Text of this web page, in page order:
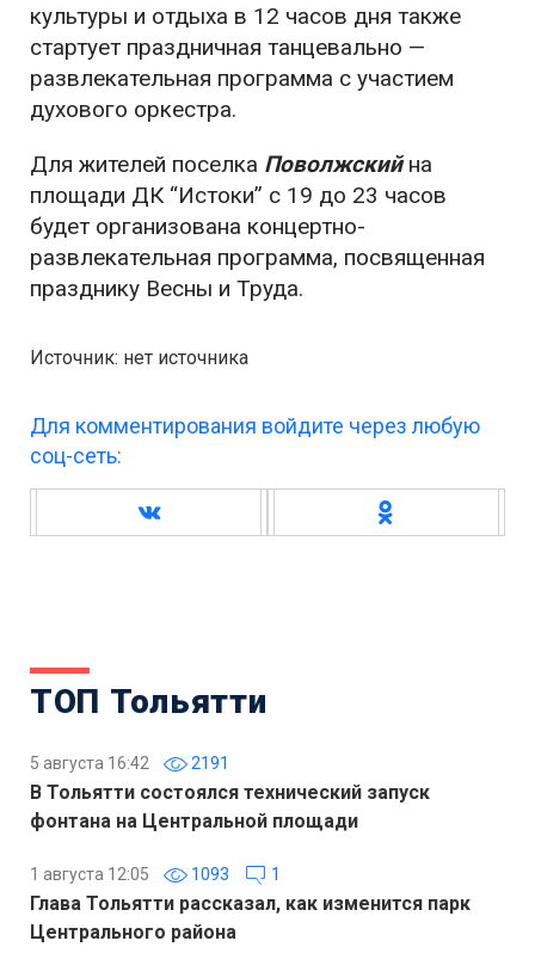
культуры и отдыха в 12 часов дня также
стартует праздничная танцевально —
развлекательная программа с участием
духового оркестра.
Для жителей поселка Поволжскийна
площади ДК “Истоки” с 19 до 23 часов
будет организована концертно-
развлекательная программа, посвященная
празднику Весны и Труда.
Источник: нет источника
Для комментирования войдите через любую
соц-сеть:
ТОП Тольятти
5 августа 16:42 2191
В Тольятти состоялся технический запуск
фонтана на Центральной площади
1 августа 12:05 1093 1
Глава Тольятти рассказал, как изменится парк
Центрального района